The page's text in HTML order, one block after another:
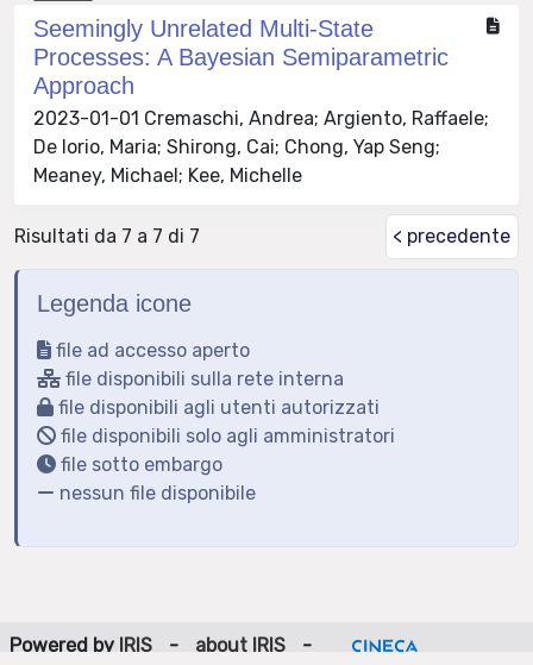
Seemingly Unrelated Multi-State
Processes: A Bayesian Semiparametric
Approach
2023-01-01 Cremaschi, Andrea; Argiento, Raffaele;
De Iorio, Maria; Shirong, Cai; Chong, Yap Seng;
Meaney, Michael; Kee, Michelle
Risultati da 7 a 7 di 7 < precedente
Legenda icone
file ad accesso aperto
file disponibili sulla rete interna
file disponibili agli utenti autorizzati
file disponibili solo agli amministratori
file sotto embargo
nessun file disponibile
Powered by IRIS - about IRIS
-